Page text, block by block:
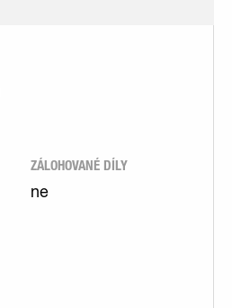
ZÁLOHOVANÉ DÍLY
ne